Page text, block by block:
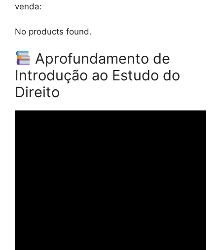
venda:
No products found.
Aprofundamento de
Introdução ao Estudo do
Direito